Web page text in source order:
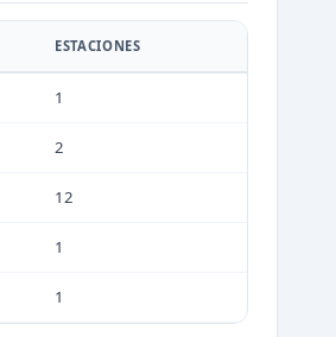
ESTACIONES
1
2
12
1
1